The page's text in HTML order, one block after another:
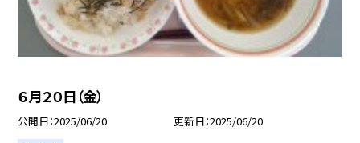
６月２０日（金）
公開日 2025/06/20 更新日 2025/06/20